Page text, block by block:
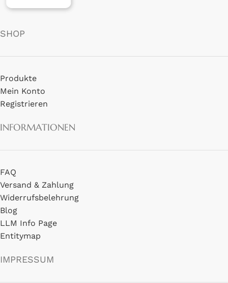
SHOP
Produkte
Mein Konto
Registrieren
INFORMATIONEN
FAQ
Versand & Zahlung
Widerrufsbelehrung
Blog
LLM Info Page
Entitymap
IMPRESSUM